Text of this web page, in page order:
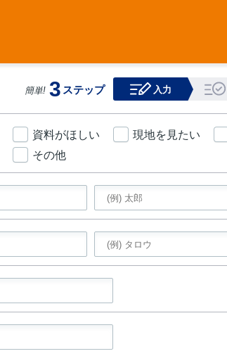
簡単! 3 ステップ 入力
資料がほしい 現地を見たい
その他